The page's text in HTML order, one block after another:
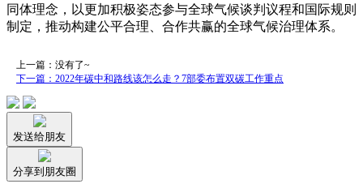
同体理念，以更加积极姿态参与全球气候谈判议程和国际规则
制定，推动构建公平合理、合作共赢的全球气候治理体系。
上一篇：没有了~
下一篇：2022年碳中和路线该怎么走？7部委布置双碳工作重点
发送给朋友
分享到朋友圈